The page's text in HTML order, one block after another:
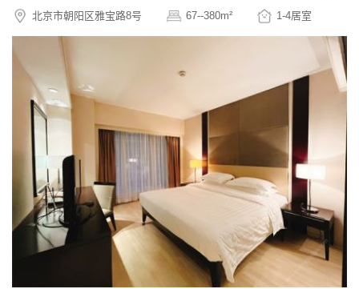
北京市朝阳区雅宝路8号 67--380m² 1-4居室